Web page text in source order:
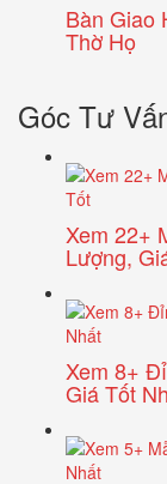
Bàn Giao
Thờ Họ
Góc Tư
Xem 22+
Lượng,
Xem 8+
Giá Tốt